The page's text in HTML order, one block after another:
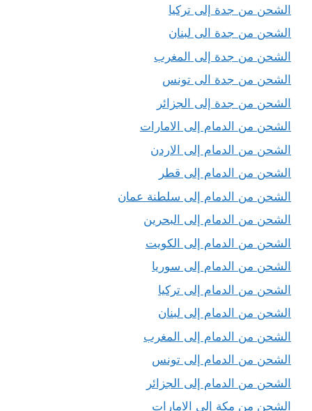
الشحن من جدة إلى تركيا
الشحن من جدة الى لبنان
الشحن من جدة إلى المغرب
الشحن من جدة الى تونس
الشحن من جدة إلى الجزائر
الشحن من الدمام إلى الامارات
الشحن من الدمام إلى الاردن
الشحن من الدمام إلى قطر
الشحن من الدمام إلى سلطنة عمان
الشحن من الدمام إلى البحرين
الشحن من الدمام إلى الكويت
الشحن من الدمام إلى سوريا
الشحن من الدمام إلى تركيا
الشحن من الدمام إلى لبنان
الشحن من الدمام إلى المغرب
الشحن من الدمام إلى تونس
الشحن من الدمام إلى الجزائر
الشحن من مكة إلى الامارات